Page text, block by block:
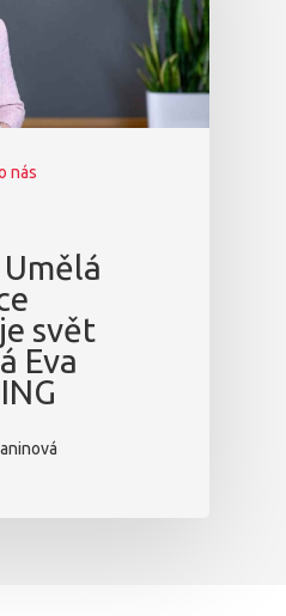
nás
svět
Eva